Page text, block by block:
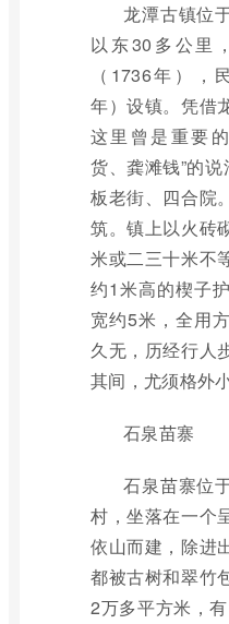
龙潭古镇位
以东30多公里
（1736年），
年）设镇。凭借
这里曾是重要
货、龚滩钱”的
板老街、四合院
筑。镇上以火砖
米或二三十米不
约1米高的楔子
宽约5米，全用
久无，历经行人
其间，尤须格外小
石泉苗寨
石泉苗寨位
村，坐落在一个
依山而建，除进
都被古树和翠竹
2万多平方米，